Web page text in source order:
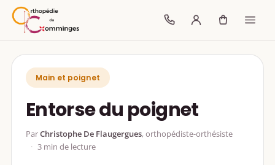
Main et poignet
Entorse du poignet
ParChristophe De Flaugergues, orthopédiste-orthésiste
3 min de lecture